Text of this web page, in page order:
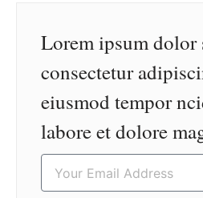
Lorem ipsum dolor
consectetur
eiusmod tempor
labore et dolore